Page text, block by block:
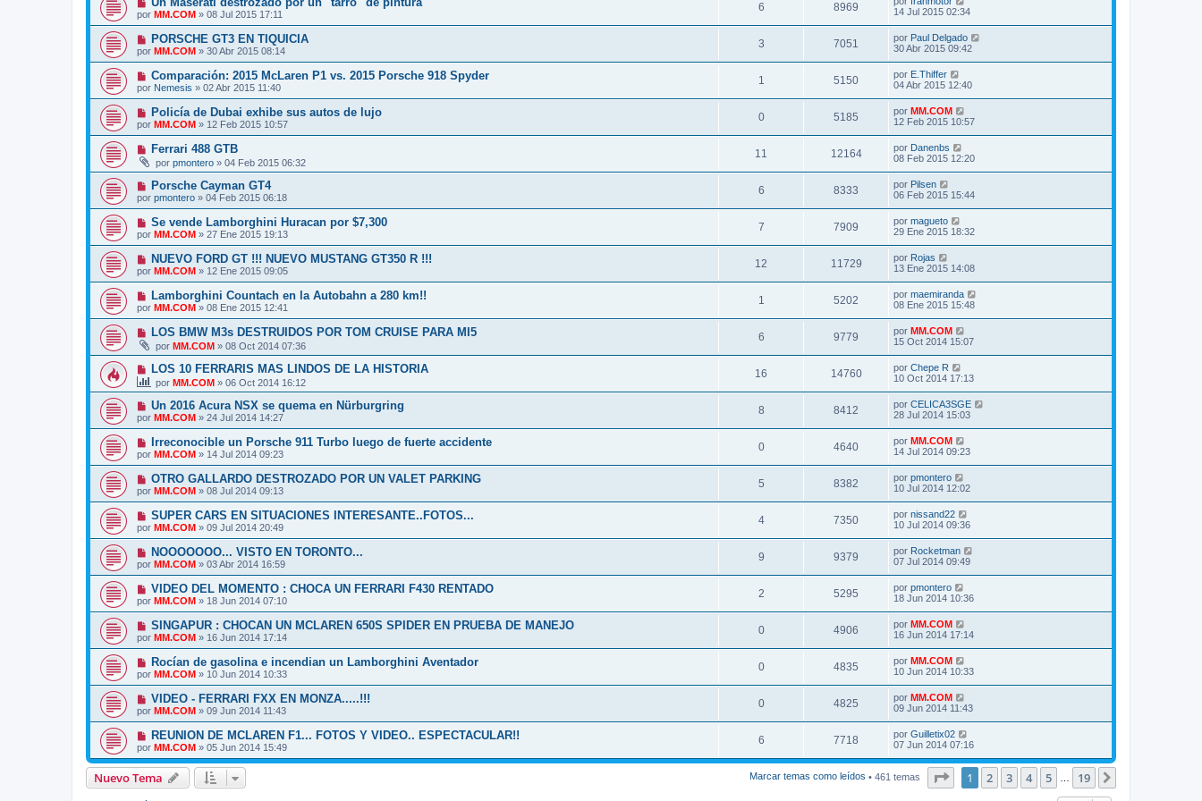
por MM.COM » 08 Jul 2015 17:11
6 8969
14 Jul 2015 02:34
PORSCHE GT3 EN TIQUICIA
por MM.COM » 30 Abr 2015 08:14
3 7051 por Paul Delgado
30 Abr 2015 09:42
Comparación: 2015 McLaren P1 vs. 2015 Porsche 918 Spyder
por Nemesis » 02 Abr 2015 11:40
1 5150 por E.Thiffer
04 Abr 2015 12:40
Policía de Dubai exhibe sus autos de lujo
por MM.COM » 12 Feb 2015 10:57
0 5185 por MM.COM
12 Feb 2015 10:57
Ferrari 488 GTB
por pmontero » 04 Feb 2015 06:32
11 12164 por Danenbs
08 Feb 2015 12:20
Porsche Cayman GT4
por pmontero » 04 Feb 2015 06:18
6 8333 por Pilsen
06 Feb 2015 15:44
Se vende Lamborghini Huracan por $7,300
por MM.COM » 27 Ene 2015 19:13
7 7909 por magueto
29 Ene 2015 18:32
NUEVO FORD GT !!! NUEVO MUSTANG GT350 R !!!
por MM.COM » 12 Ene 2015 09:05
12 11729 por Rojas
13 Ene 2015 14:08
Lamborghini Countach en la Autobahn a 280 km!!
por MM.COM » 08 Ene 2015 12:41
1 5202 por maemiranda
08 Ene 2015 15:48
LOS BMW M3s DESTRUIDOS POR TOM CRUISE PARA MI5
por MM.COM » 08 Oct 2014 07:36
6 9779 por MM.COM
15 Oct 2014 15:07
LOS 10 FERRARIS MAS LINDOS DE LA HISTORIA
por MM.COM » 06 Oct 2014 16:12
16 14760 por Chepe R
10 Oct 2014 17:13
Un 2016 Acura NSX se quema en Nürburgring
por MM.COM » 24 Jul 2014 14:27
8 8412 por CELICA3SGE
28 Jul 2014 15:03
Irreconocible un Porsche 911 Turbo luego de fuerte accidente
por MM.COM » 14 Jul 2014 09:23
0 4640 por MM.COM
14 Jul 2014 09:23
OTRO GALLARDO DESTROZADO POR UN VALET PARKING
por MM.COM » 08 Jul 2014 09:13
5 8382 por pmontero
10 Jul 2014 12:02
SUPER CARS EN SITUACIONES INTERESANTE..FOTOS...
por MM.COM » 09 Jul 2014 20:49
4 7350 por nissand22
10 Jul 2014 09:36
NOOOOOOO... VISTO EN TORONTO...
por MM.COM » 03 Abr 2014 16:59
9 9379 por Rocketman
07 Jul 2014 09:49
VIDEO DEL MOMENTO : CHOCA UN FERRARI F430 RENTADO
por MM.COM » 18 Jun 2014 07:10
2 5295 por pmontero
18 Jun 2014 10:36
SINGAPUR : CHOCAN UN MCLAREN 650S SPIDER EN PRUEBA DE MANEJO
por MM.COM » 16 Jun 2014 17:14
0 4906 por MM.COM
16 Jun 2014 17:14
Rocían de gasolina e incendian un Lamborghini Aventador
por MM.COM » 10 Jun 2014 10:33
0 4835 por MM.COM
10 Jun 2014 10:33
VIDEO - FERRARI FXX EN MONZA.....!!!
por MM.COM » 09 Jun 2014 11:43
0 4825 por MM.COM
09 Jun 2014 11:43
REUNION DE MCLAREN F1... FOTOS Y VIDEO.. ESPECTACULAR!!
por MM.COM » 05 Jun 2014 15:49
6 7718 por Guilletix02
07 Jun 2014 07:16
Nuevo Tema Marcar temas como leídos • 461 temas Página1 de 19
1 2 3 4 5 19